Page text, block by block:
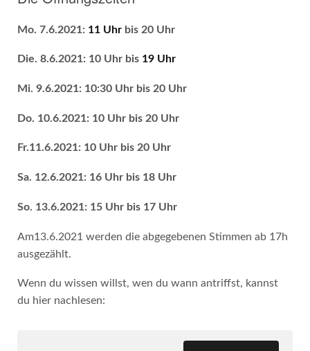
Mo. 7.6.2021: 11 Uhr bis 20 Uhr
Die. 8.6.2021: 10 Uhr bis 19 Uhr
Mi. 9.6.2021: 10:30 Uhr bis 20 Uhr
Do. 10.6.2021: 10 Uhr bis 20 Uhr
Fr.11.6.2021: 10 Uhr bis 20 Uhr
Sa. 12.6.2021: 16 Uhr bis 18 Uhr
So. 13.6.2021: 15 Uhr bis 17 Uhr
Am13.6.2021 werden die abgegebenen Stimmen ab 17h
ausgezählt.
Wenn du wissen willst, wen du wann antriffst, kannst
du hier nachlesen: